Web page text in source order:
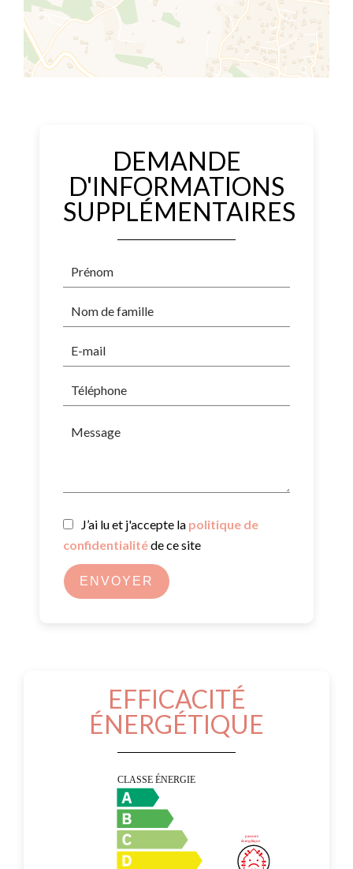
DEMANDE
D'INFORMATIONS
SUPPLÉMENTAIRES
J’ai lu et j'accepte la politique de
confidentialitéde ce site
ENVOYER
EFFICACITÉ
ÉNERGÉTIQUE